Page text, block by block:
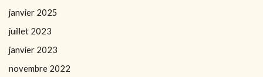
janvier 2025
juillet 2023
janvier 2023
novembre 2022